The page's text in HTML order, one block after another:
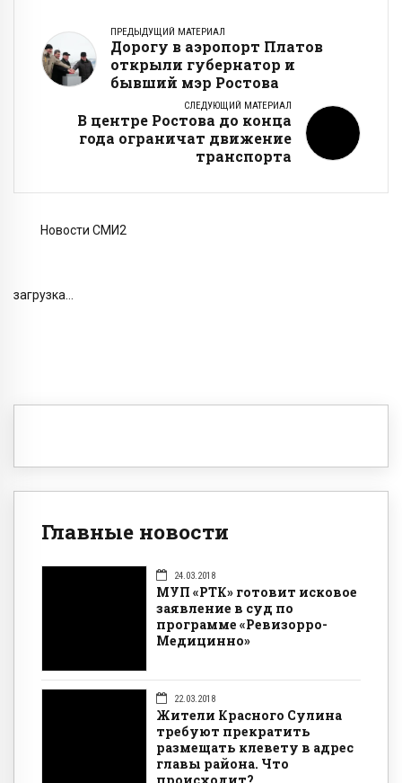
ПРЕДЫДУЩИЙ МАТЕРИАЛ
Дорогу в аэропорт Платов
открыли губернатор и
бывший мэр Ростова
СЛЕДУЮЩИЙ МАТЕРИАЛ
В центре Ростова до конца
года ограничат движение
транспорта
Новости СМИ2
загрузка...
Главные новости
24.03.2018
МУП «РТК» готовит исковое
заявление в суд по
программе «Ревизорро-
Медицинно»
22.03.2018
Жители Красного Сулина
требуют прекратить
размещать клевету в адрес
главы района. Что